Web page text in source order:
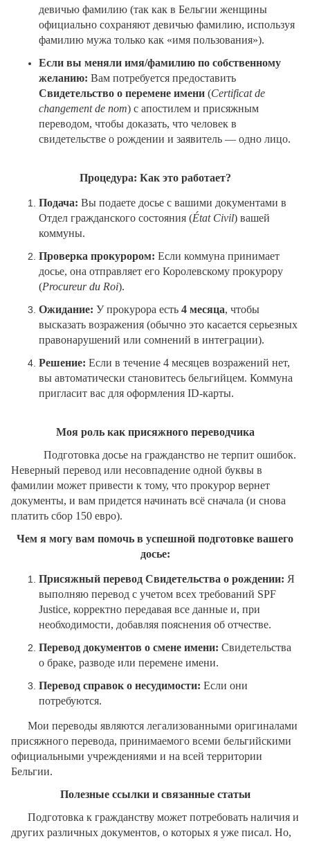
девичью фамилию (так как в Бельгии женщины
официально сохраняют девичью фамилию, используя
фамилию мужа только как «имя пользования»).
Если вы меняли имя/фамилию по собственному
желанию: Вам потребуется предоставить
Свидетельство о перемене имени (Certificatde
changementde nom) с апостилем и присяжным
переводом, чтобы доказать, что человек в
свидетельстве о рождении и заявитель — одно лицо.
Процедура: Как это работает?
Подача: Вы подаете досье с вашими документами в
Отдел гражданского состояния (ÉtatCivil) вашей
коммуны.
Проверка прокурором: Если коммуна принимает
досье, она отправляет его Королевскому прокурору
(Procureurdu Roi).
Ожидание: У прокурора есть 4 месяца, чтобы
высказать возражения (обычно это касается серьезных
правонарушений или сомнений в интеграции).
Решение: Если в течение 4 месяцев возражений нет,
вы автоматически становитесь бельгийцем. Коммуна
пригласит вас для оформления ID-карты.
Моя роль как присяжного переводчика
Подготовка досье на гражданство не терпит ошибок.
Неверный перевод или несовпадение одной буквы в
фамилии может привести к тому, что прокурор вернет
документы, и вам придется начинать всё сначала (и снова
платить сбор 150 евро).
Чем я могу вам помочь в успешной подготовке вашего
досье:
Присяжный перевод Свидетельства о рождении: Я
выполняю перевод с учетом всех требований SPF
Justice, корректно передавая все данные и, при
необходимости, добавляя пояснения об отчестве.
Перевод документов о смене имени: Свидетельства
о браке, разводе или перемене имени.
Перевод справок о несудимости: Если они
потребуются.
Мои переводы являются легализованными оригиналами
присяжного перевода, принимаемого всеми бельгийскими
официальными учреждениями и на всей территории
Бельгии.
Полезные ссылки и связанные статьи
Подготовка к гражданству может потребовать наличия и
других различных документов, о которых я уже писал. Но,